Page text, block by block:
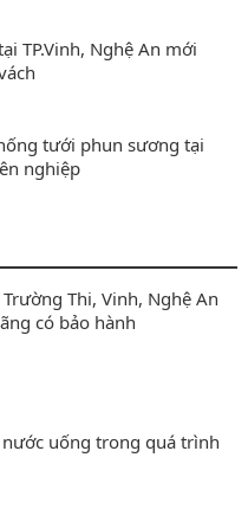
TP.Vinh, Nghệ An mới
tưới phun sương tại
nghiệp
Thi, Vinh, Nghệ An
có bảo hành
uống trong quá trình